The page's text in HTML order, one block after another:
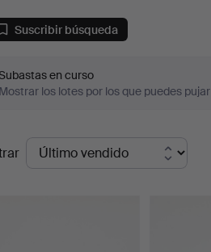
Suscribir búsqueda
en curso
Mostrar los lotes por los que puedes pujar